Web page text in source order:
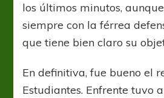
los últimos minutos,
siempre con la férrea
que tiene bien claro su
En definitiva, fue bueno el
Estudiantes. Enfrente tuvo